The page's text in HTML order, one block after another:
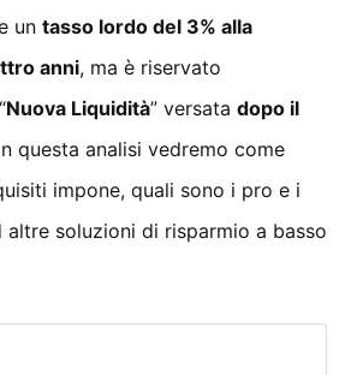
un tasso lordo del 3% alla
anni, ma è riservato
Nuova Liquidità” versata dopo il
questa analisi vedremo come
impone, quali sono i pro e i
soluzioni di risparmio a basso